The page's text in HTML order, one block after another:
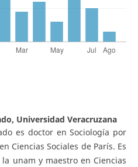
Universidad Veracruzana
es doctor en Sociología por
Ciencias Sociales de París. Es
unam y maestro en Ciencias